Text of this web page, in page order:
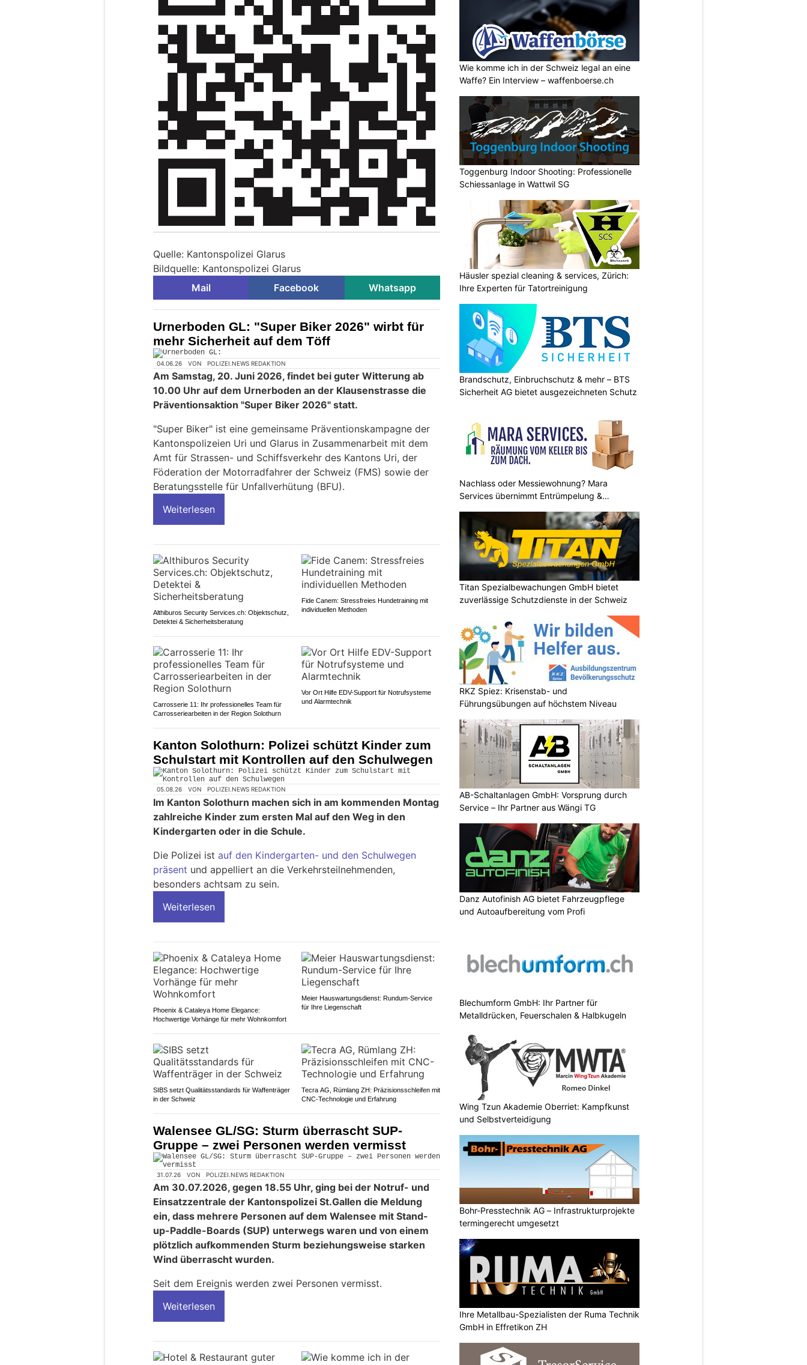
Quelle: Kantonspolizei Glarus
Bildquelle: Kantonspolizei Glarus
Mail
Facebook Whatsapp
Urnerboden GL: "Super Biker 2026" wirbt für
mehr Sicherheit auf dem Töff
04.06.26 VON POLIZEI.NEWS REDAKTION
Am Samstag, 20. Juni 2026, findet bei guter Witterung ab
10.00 Uhr auf dem Urnerboden an der Klausenstrasse die
Präventionsaktion "Super Biker 2026" statt.
"Super Biker" ist eine gemeinsame Präventionskampagne der
Kantonspolizeien Uri und Glarus in Zusammenarbeit mit dem
Amt für Strassen- und Schiffsverkehr des Kantons Uri, der
Föderation der Motorradfahrer der Schweiz (FMS) sowie der
Beratungsstelle für Unfallverhütung (BFU).
Weiterlesen
Althiburos Security Services.ch: Objektschutz,
Detektei & Sicherheitsberatung
Fide Canem: Stressfreies Hundetraining mit
individuellen Methoden
Carrosserie 11: Ihr professionelles Team für
Carrosseriearbeiten in der Region Solothurn
Vor Ort Hilfe EDV-Support für Notrufsysteme
und Alarmtechnik
Kanton Solothurn: Polizei schützt Kinder zum
Schulstart mit Kontrollen auf den Schulwegen
05.08.26 VON POLIZEI.NEWS REDAKTION
Im Kanton Solothurn machen sich in am kommenden Montag
zahlreiche Kinder zum ersten Mal auf den Weg in den
Kindergarten oder in die Schule.
Die Polizei ist auf den Kindergarten- und den Schulwegen
präsent und appelliert an die Verkehrsteilnehmenden,
besonders achtsam zu sein.
Weiterlesen
Phoenix & Cataleya Home Elegance:
Hochwertige Vorhänge für mehr Wohnkomfort
Meier Hauswartungsdienst: Rundum-Service
für Ihre Liegenschaft
SIBS setzt Qualitätsstandards für Waffenträger
in der Schweiz
Tecra AG, Rümlang ZH: Präzisionsschleifen mit
CNC-Technologie und Erfahrung
Walensee GL/SG: Sturm überrascht SUP-
Gruppe – zwei Personen werden vermisst
31.07.26 VON POLIZEI.NEWS REDAKTION
Am 30.07.2026, gegen 18.55 Uhr, ging bei der Notruf- und
Einsatzzentrale der Kantonspolizei St.Gallen die Meldung
ein, dass mehrere Personen auf dem Walensee mit Stand-
up-Paddle-Boards (SUP) unterwegs waren und von einem
plötzlich aufkommenden Sturm beziehungsweise starken
Wind überrascht wurden.
Seit dem Ereignis werden zwei Personen vermisst.
Weiterlesen
Wie komme ich in der Schweiz legal an eine
Waffe? Ein Interview – waffenboerse.ch
Toggenburg Indoor Shooting: Professionelle
Schiessanlage in Wattwil SG
Häusler spezial cleaning & services, Zürich:
Ihre Experten für Tatortreinigung
Brandschutz, Einbruchschutz & mehr – BTS
Sicherheit AG bietet ausgezeichneten Schutz
Nachlass oder Messiewohnung? Mara
Services übernimmt Entrümpelung &
Titan Spezialbewachungen GmbH bietet
zuverlässige Schutzdienste in der Schweiz
RKZ Spiez: Krisenstab- und
Führungsübungen auf höchstem Niveau
AB-Schaltanlagen GmbH: Vorsprung durch
Service – Ihr Partner aus Wängi TG
Danz Autofinish AG bietet Fahrzeugpflege
und Autoaufbereitung vom Profi
Blechumform GmbH: Ihr Partner für
Metalldrücken, Feuerschalen & Halbkugeln
Wing Tzun Akademie Oberriet: Kampfkunst
und Selbstverteidigung
Bohr-Presstechnik AG – Infrastrukturprojekte
termingerecht umgesetzt
Ihre Metallbau-Spezialisten der Ruma Technik
GmbH in Effretikon ZH